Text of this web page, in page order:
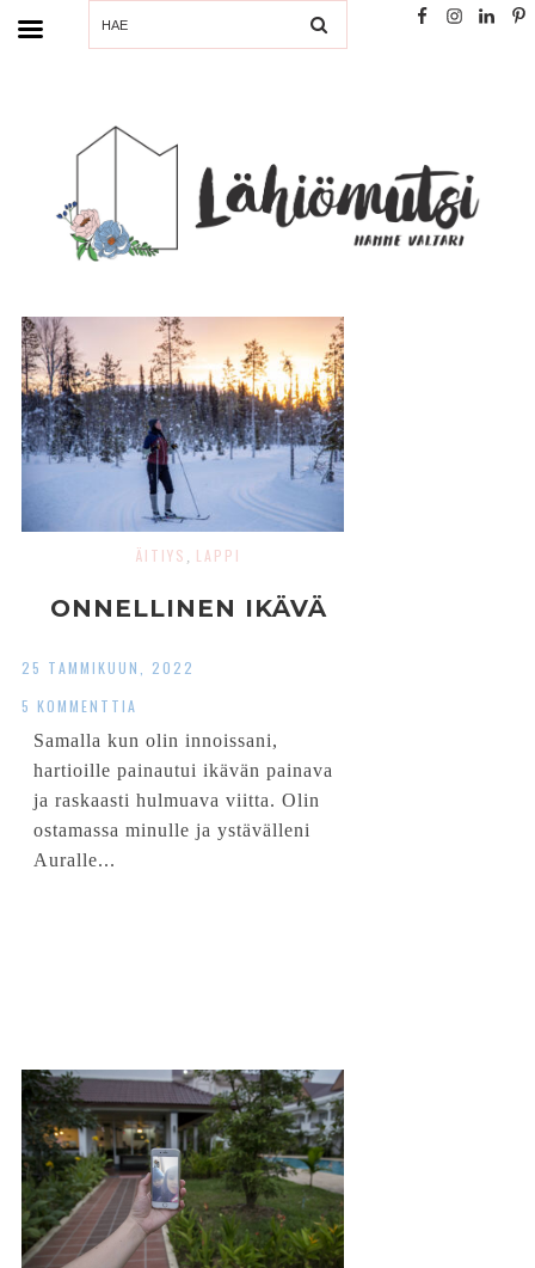
SEARCH
ÄITIYS LAPPI
ONNELLINEN IKÄVÄ
25 TAMMIKUUN, 2022
5 KOMMENTTIA
Samalla kun olin innoissani,
hartioille painautui ikävän painava
ja raskaasti hulmuava viitta. Olin
ostamassa minulle ja ystävälleni
Auralle...